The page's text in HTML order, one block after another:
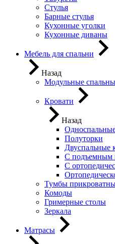
Стулья
Барные стулья
Кухонные уголки
Кухонные диваны
Мебель для спальни
Назад
Модульные
Кровати
Назад
Полуторки
Двуспальные
С подъемным
С
Тумбы
Комоды
Гримерные столы
Зеркала
Матрасы